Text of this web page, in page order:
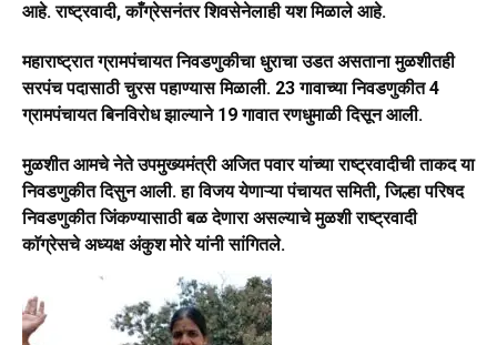
आहे. राष्ट्रवादी, काँग्रेसनंतर शिवसेनेलाही यश मिळाले आहे.
महाराष्ट्रात ग्रामपंचायत निवडणुकीचा धुराचा उडत असताना मुळशीतही
सरपंच पदासाठी चुरस पहाण्यास मिळाली. 23 गावाच्या निवडणुकीत 4
ग्रामपंचायत बिनविरोध झाल्याने 19 गावात रणधुमाळी दिसून आली.
मुळशीत आमचे नेते उपमुख्यमंत्री अजित पवार यांच्या राष्ट्रवादीची ताकद या
निवडणुकीत दिसुन आली. हा विजय येणाऱ्या पंचायत समिती, जिल्हा परिषद
निवडणुकीत जिंकण्यासाठी बळ देणारा असल्याचे मुळशी राष्ट्रवादी
काॅग्रेसचे अध्यक्ष अंकुश मोरे यांनी सांगितले.